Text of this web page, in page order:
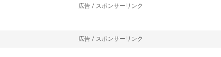
広告 / スポンサーリンク
広告 / スポンサーリンク